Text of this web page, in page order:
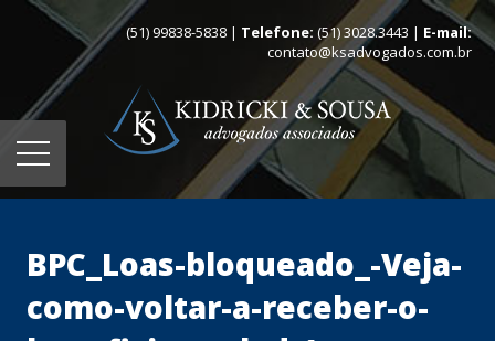
(51) 99838-5838 | Telefone: (51) 3028.3443 | E-mail:
contato@ksadvogados.com.br
BPC_Loas-bloqueado_-Veja-
como-voltar-a-receber-o-